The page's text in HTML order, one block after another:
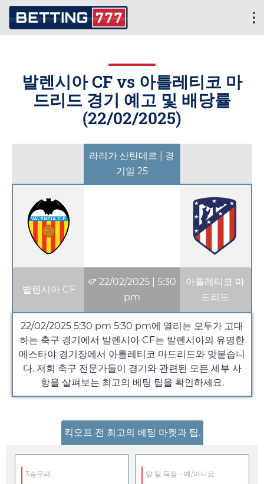
발렌시아 CF vs 아틀레티코 마
드리드 경기 예고 및 배당률
(22/02/2025)
라리가 산탄데르 | 경
기일 25
발렌시아 CF
22/02/2025| 5:30
pm
아틀레티코 마
드리드
22/02/2025 5:30 pm 5:30 pm에 열리는 모두가 고대
하는 축구 경기에서 발렌시아 CF는 발렌시아의 유명한
메스타야 경기장에서 아틀레티코 마드리드와 맞붙습니
다. 저희 축구 전문가들이 경기와 관련된 모든 세부 사
항을 살펴보는 최고의 베팅 팁을 확인하세요.
킥오프 전 최고의 베팅 마켓과 팁.
3승무패 양 팀 득점 - 예/아니요